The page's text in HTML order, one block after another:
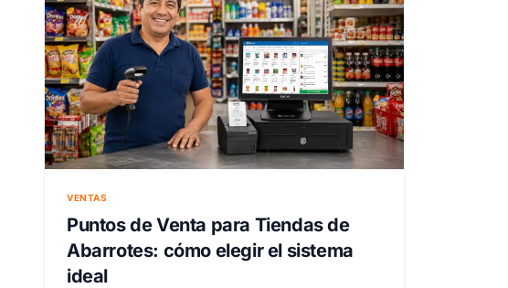
VENTAS
Puntos de Venta para Tiendas de
Abarrotes: cómo elegir el sistema
ideal